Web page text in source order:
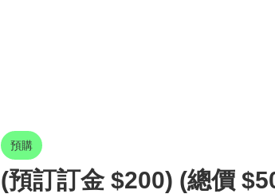
預購
(預訂訂金 $200) (總價